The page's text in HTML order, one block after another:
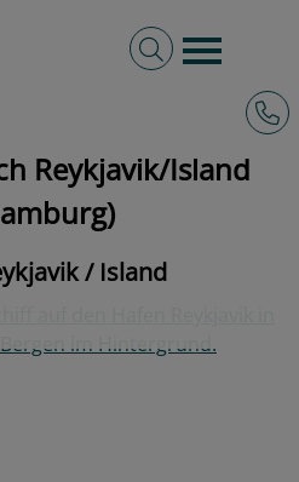
Burger
Volltextsuche
Reykjavik/Island
/ Island